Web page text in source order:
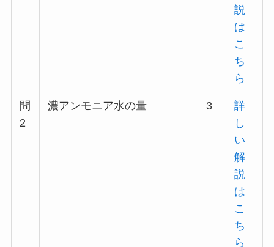
説
は
こ
ち
ら
問
2
濃アンモニア水の量 3
詳
し
い
解
説
は
こ
ち
ら